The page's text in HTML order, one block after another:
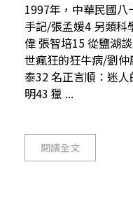
1997年，中華民國八
手記/張孟媛4 另類
偉 張智培15 從鹽湖
世瘋狂的狂牛病/劉
泰32 名正言順：迷
明43 獵 ...
閱讀全文